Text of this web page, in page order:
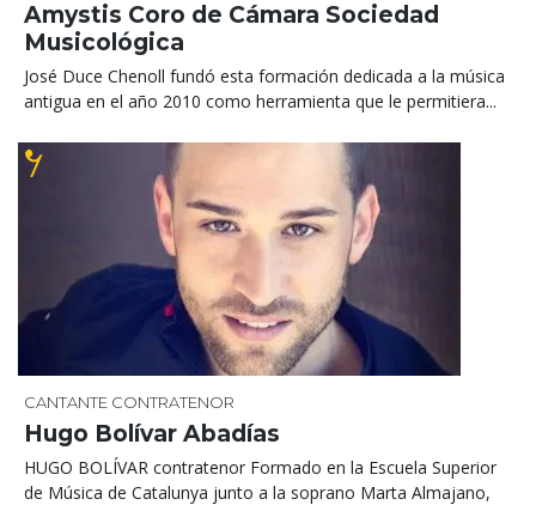
Amystis Coro de Cámara Sociedad
Musicológica
José Duce Chenoll fundó esta formación dedicada a la música
antigua en el año 2010 como herramienta que le permitiera...
CANTANTE CONTRATENOR
Hugo Bolívar Abadías
HUGO BOLÍVAR contratenor Formado en la Escuela Superior
de Música de Catalunya junto a la soprano Marta Almajano,